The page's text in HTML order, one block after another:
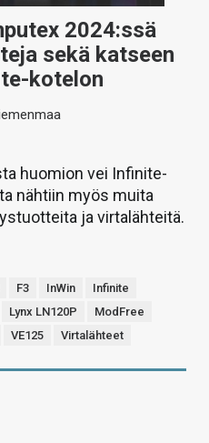
2024:ssä
sekä katseen
kotelon
huomion vei Infinite-
nähtiin myös muita
ja virtalähteitä.
F3 InWin
Infinite
Lynx LN120P
ModFree
VE125 Virtalähteet